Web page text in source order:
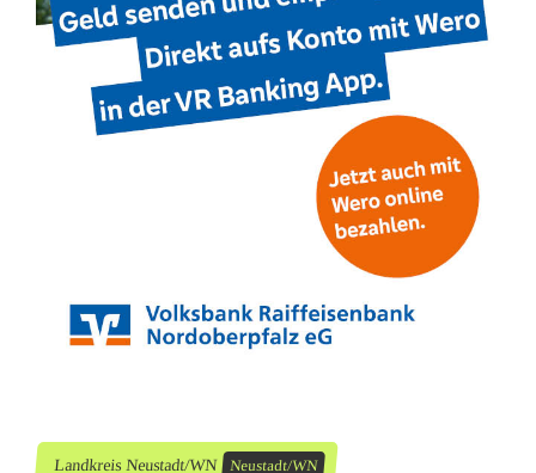
u
Landkreis Neustadt/WN Neustadt/WN